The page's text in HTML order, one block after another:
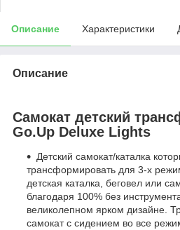
Описание Характеристики
Описание
Самокат детский
Go.Up Deluxe Lights
Детский самокат/каталка
трансформировать для 3-х
детская каталка, беговел или
благодаря 100% без
великолепном ярком дизайне.
самокат с сидением во все